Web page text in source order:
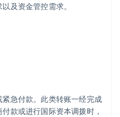
及资金管控需求。
急付款。此类转账一经完成
款或进行国际资本调拨时，